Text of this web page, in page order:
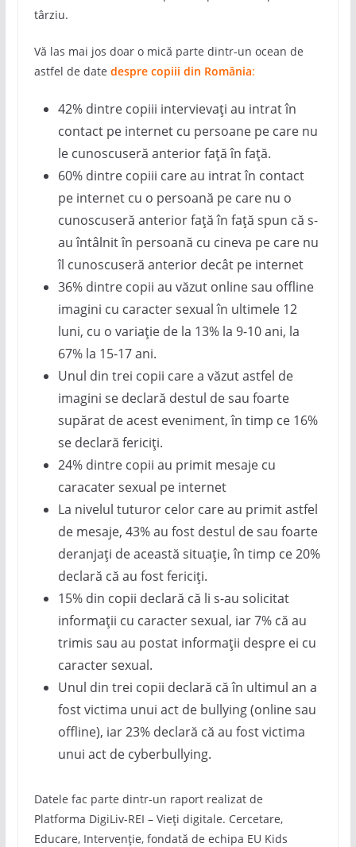
târziu.
Vă las mai jos doar o mică parte dintr-un ocean de
astfel de date despre copiii din România:
42% dintre copiii intervievați au intrat în
contact pe internet cu persoane pe care nu
le cunoscuseră anterior față în față.
60% dintre copiii care au intrat în contact
pe internet cu o persoană pe care nu o
cunoscuseră anterior față în față spun că s-
au întâlnit în persoană cu cineva pe care nu
îl cunoscuseră anterior decât pe internet
36% dintre copii au văzut online sau offline
imagini cu caracter sexual în ultimele 12
luni, cu o variație de la 13% la 9-10 ani, la
67% la 15-17 ani.
Unul din trei copii care a văzut astfel de
imagini se declară destul de sau foarte
supărat de acest eveniment, în timp ce 16%
se declară fericiți.
24% dintre copii au primit mesaje cu
caracater sexual pe internet
La nivelul tuturor celor care au primit astfel
de mesaje, 43% au fost destul de sau foarte
deranjați de această situație, în timp ce 20%
declară că au fost fericiți.
15% din copii declară că li s-au solicitat
informații cu caracter sexual, iar 7% că au
trimis sau au postat informații despre ei cu
caracter sexual.
Unul din trei copii declară că în ultimul an a
fost victima unui act de bullying (online sau
offline), iar 23% declară că au fost victima
unui act de cyberbullying.
Datele fac parte dintr-un raport realizat de
Platforma DigiLiv-REI – Vieți digitale. Cercetare,
Educare, Intervenție, fondată de echipa EU Kids